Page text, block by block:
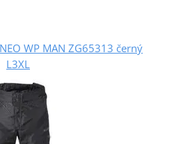
WP MAN ZG65313 černý
L3XL